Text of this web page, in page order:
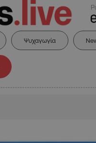
Ψυχαγωγία